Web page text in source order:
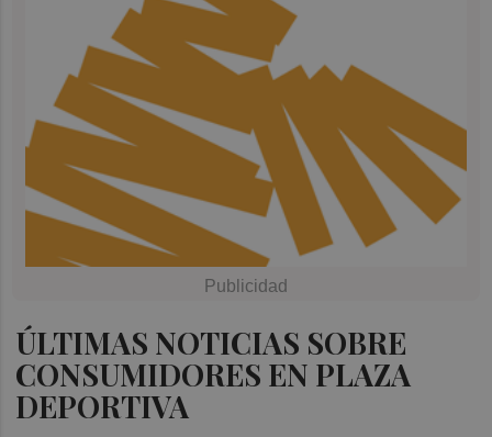
ÚLTIMAS NOTICIAS SOBRE
CONSUMIDORES EN PLAZA
DEPORTIVA